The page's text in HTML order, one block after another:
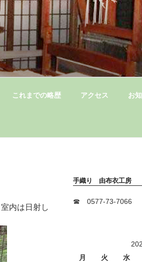
これまでの略歴 アクセス お
内は日射し
手織り 由布衣工房
☎ 0577-73-7066
月
火 水